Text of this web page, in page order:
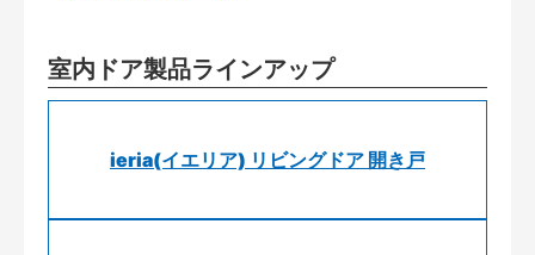
室内ドア製品ラインアップ
ieria(イエリア) リビングドア 開き戸